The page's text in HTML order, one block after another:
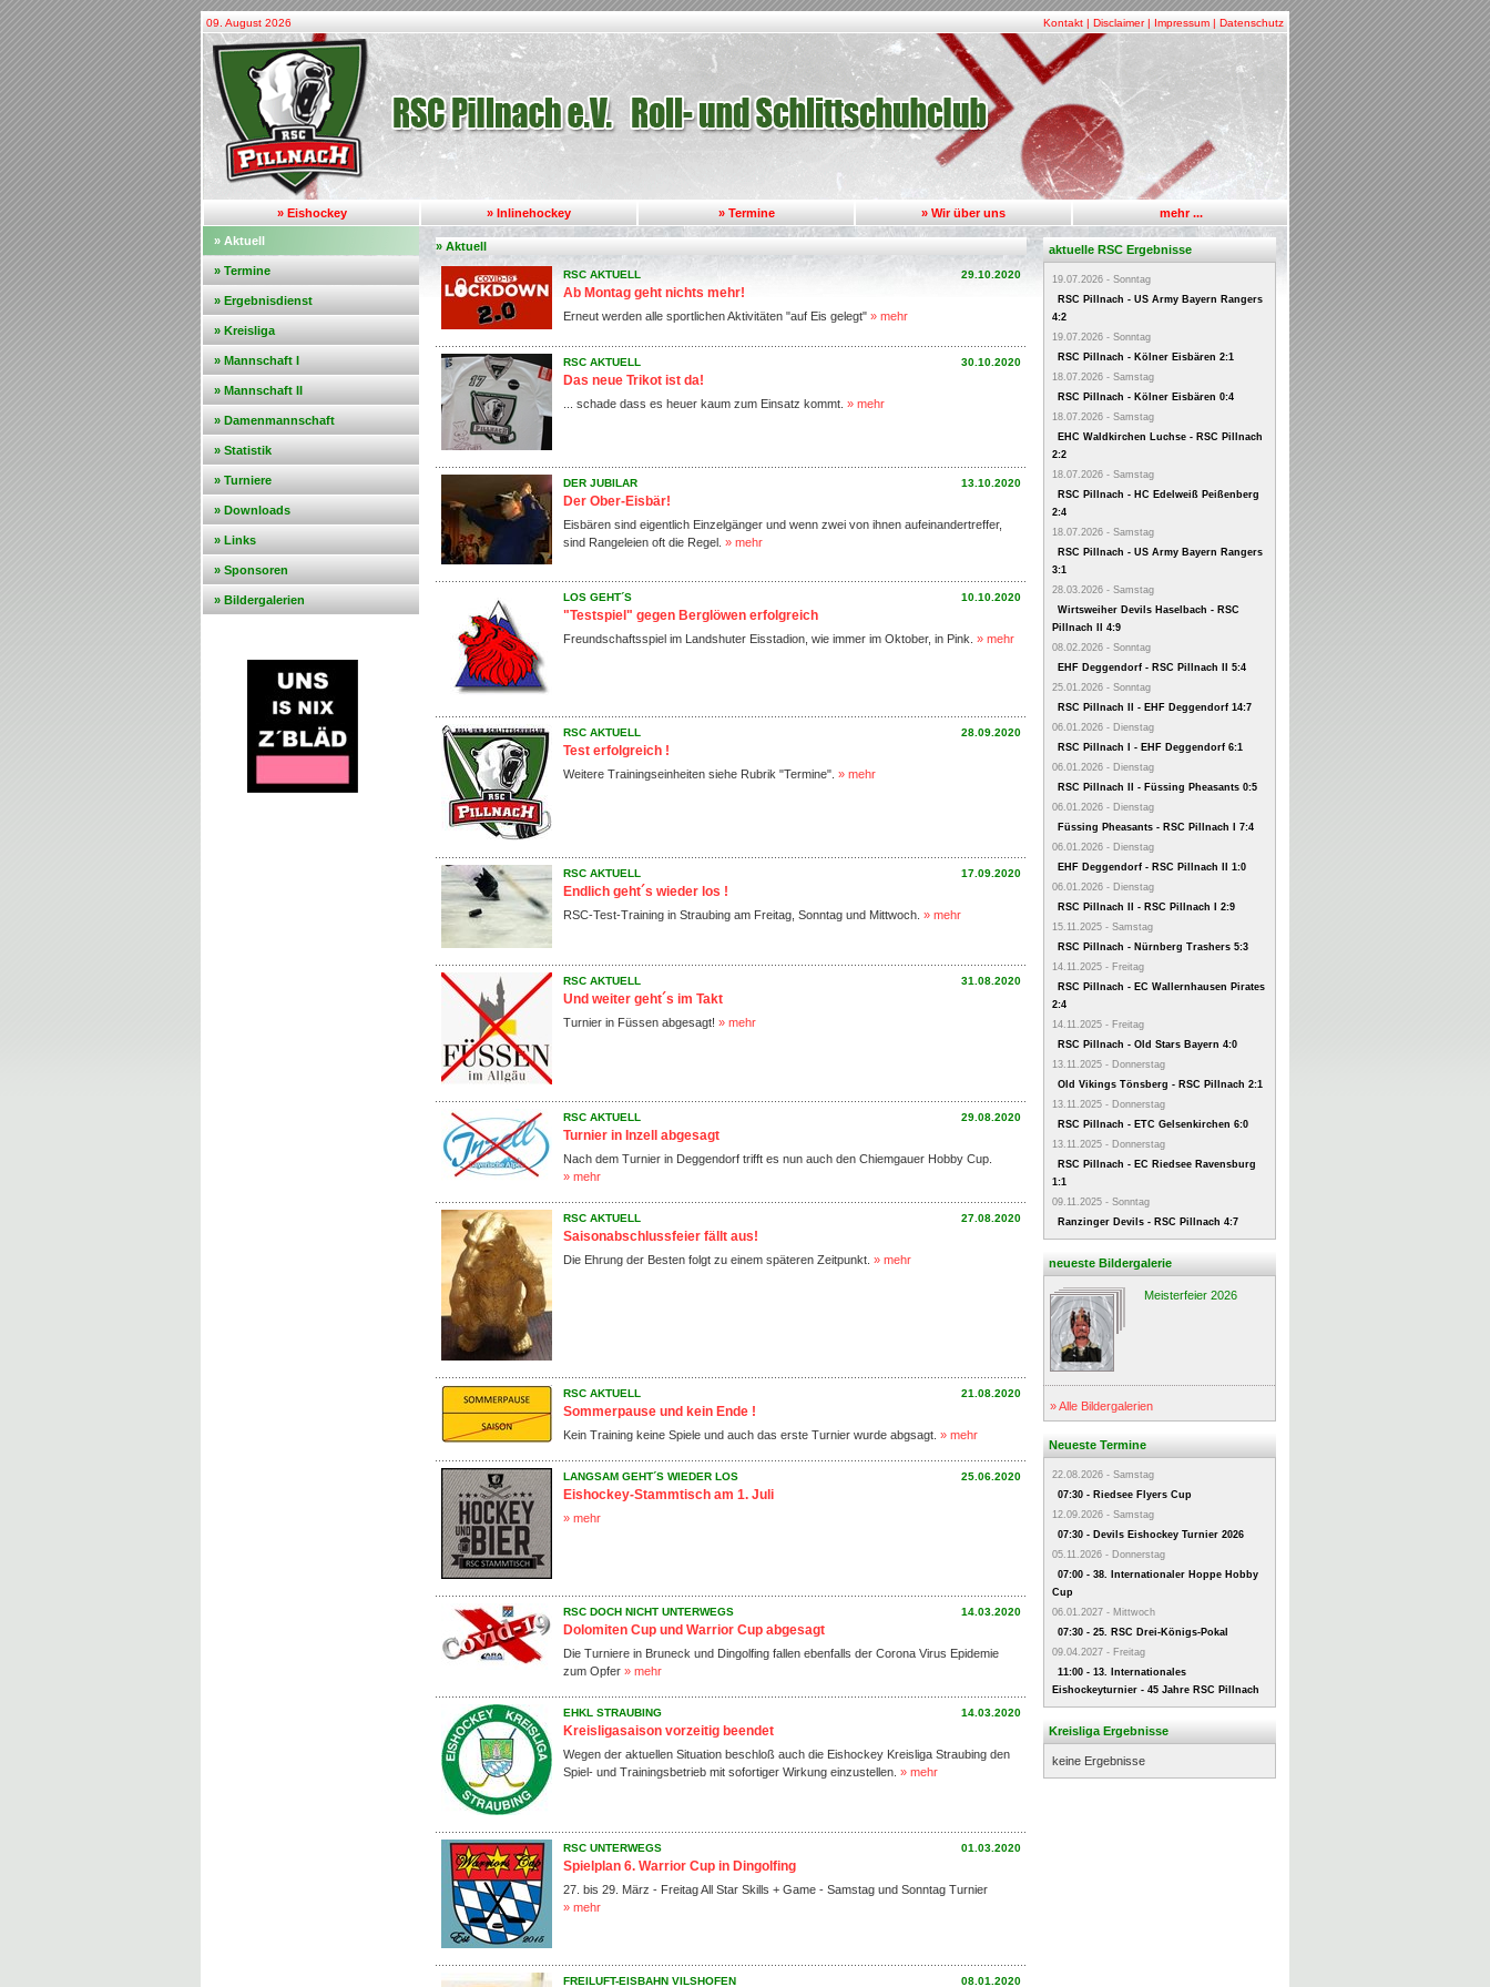
Kontakt | Disclaimer| Impressum | Datenschutz
09. August 2026
» Eishockey » Inlinehockey » Termine » Wir über uns mehr ...
» Aktuell
» Termine
» Ergebnisdienst
» Kreisliga
» Mannschaft I
» Mannschaft II
» Damenmannschaft
» Statistik
» Turniere
» Downloads
» Links
» Sponsoren
» Bildergalerien
» Aktuell
29.10.2020
RSC AKTUELL
Ab Montag geht nichts mehr!
Erneut werden alle sportlichen Aktivitäten "auf Eis gelegt" » mehr
30.10.2020
RSC AKTUELL
Das neue Trikot ist da!
... schade dass es heuer kaum zum Einsatz kommt. » mehr
13.10.2020
DER JUBILAR
Der Ober-Eisbär!
Eisbären sind eigentlich Einzelgänger und wenn zwei von ihnen aufeinandertreffer,
sind Rangeleien oft die Regel. » mehr
10.10.2020
LOS GEHT´S
"Testspiel" gegen Berglöwen erfolgreich
Freundschaftsspiel im Landshuter Eisstadion, wie immer im Oktober, in Pink. » mehr
28.09.2020
RSC AKTUELL
Test erfolgreich !
Weitere Trainingseinheiten siehe Rubrik "Termine". » mehr
17.09.2020
RSC AKTUELL
Endlich geht´s wieder los !
RSC-Test-Training in Straubing am Freitag, Sonntag und Mittwoch. » mehr
31.08.2020
RSC AKTUELL
Und weiter geht´s im Takt
Turnier in Füssen abgesagt! » mehr
29.08.2020
RSC AKTUELL
Turnier in Inzell abgesagt
Nach dem Turnier in Deggendorf trifft es nun auch den Chiemgauer Hobby Cup.
» mehr
27.08.2020
RSC AKTUELL
Saisonabschlussfeier fällt aus!
Die Ehrung der Besten folgt zu einem späteren Zeitpunkt. » mehr
21.08.2020
RSC AKTUELL
Sommerpause und kein Ende !
Kein Training keine Spiele und auch das erste Turnier wurde abgsagt. » mehr
25.06.2020
LANGSAM GEHT´S WIEDER LOS
Eishockey-Stammtisch am 1. Juli
» mehr
14.03.2020
RSC DOCH NICHT UNTERWEGS
Dolomiten Cup und Warrior Cup abgesagt
Die Turniere in Bruneck und Dingolfing fallen ebenfalls der Corona Virus Epidemie
zum Opfer » mehr
14.03.2020
EHKL STRAUBING
Kreisligasaison vorzeitig beendet
Wegen der aktuellen Situation beschloß auch die Eishockey Kreisliga Straubing den
Spiel- und Trainingsbetrieb mit sofortiger Wirkung einzustellen. » mehr
01.03.2020
RSC UNTERWEGS
Spielplan 6. Warrior Cup in Dingolfing
27. bis 29. März - Freitag All Star Skills + Game - Samstag und Sonntag Turnier
» mehr
08.01.2020
FREILUFT-EISBAHN VILSHOFEN
aktuelle RSC Ergebnisse
19.07.2026 - Sonntag
RSC Pillnach - US Army Bayern Rangers
4:2
19.07.2026 - Sonntag
RSC Pillnach - Kölner Eisbären 2:1
18.07.2026 - Samstag
RSC Pillnach - Kölner Eisbären 0:4
18.07.2026 - Samstag
EHC Waldkirchen Luchse - RSC Pillnach
2:2
18.07.2026 - Samstag
RSC Pillnach - HC Edelweiß Peißenberg
2:4
18.07.2026 - Samstag
RSC Pillnach - US Army Bayern Rangers
3:1
28.03.2026 - Samstag
Wirtsweiher Devils Haselbach - RSC
Pillnach II 4:9
08.02.2026 - Sonntag
EHF Deggendorf - RSC Pillnach II 5:4
25.01.2026 - Sonntag
RSC Pillnach II - EHF Deggendorf 14:7
06.01.2026 - Dienstag
RSC Pillnach I - EHF Deggendorf 6:1
06.01.2026 - Dienstag
RSC Pillnach II - Füssing Pheasants 0:5
06.01.2026 - Dienstag
Füssing Pheasants - RSC Pillnach I 7:4
06.01.2026 - Dienstag
EHF Deggendorf - RSC Pillnach II 1:0
06.01.2026 - Dienstag
RSC Pillnach II - RSC Pillnach I 2:9
15.11.2025 - Samstag
RSC Pillnach - Nürnberg Trashers 5:3
14.11.2025 - Freitag
RSC Pillnach - EC Wallernhausen Pirates
2:4
14.11.2025 - Freitag
RSC Pillnach - Old Stars Bayern 4:0
13.11.2025 - Donnerstag
Old Vikings Tönsberg - RSC Pillnach 2:1
13.11.2025 - Donnerstag
RSC Pillnach - ETC Gelsenkirchen 6:0
13.11.2025 - Donnerstag
RSC Pillnach - EC Riedsee Ravensburg
1:1
09.11.2025 - Sonntag
Ranzinger Devils - RSC Pillnach 4:7
neueste Bildergalerie
Meisterfeier 2026
» Alle Bildergalerien
Neueste Termine
22.08.2026 - Samstag
07:30 - Riedsee Flyers Cup
12.09.2026 - Samstag
07:30 - Devils Eishockey Turnier 2026
05.11.2026 - Donnerstag
07:00 - 38. Internationaler Hoppe Hobby
Cup
06.01.2027 - Mittwoch
07:30 - 25. RSC Drei-Königs-Pokal
09.04.2027 - Freitag
11:00 - 13. Internationales
Eishockeyturnier - 45 Jahre RSC Pillnach
Kreisliga Ergebnisse
keine Ergebnisse